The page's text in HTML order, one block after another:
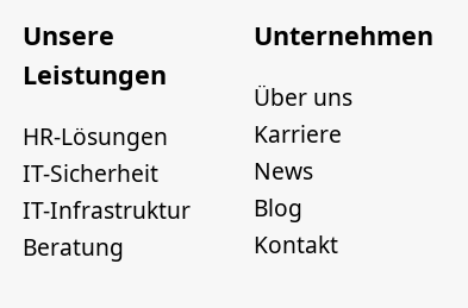
Unsere
Leistungen
HR-Lösungen
IT-Sicherheit
IT-Infrastruktur
Beratung
Unternehmen
Über uns
Karriere
News
Blog
Kontakt